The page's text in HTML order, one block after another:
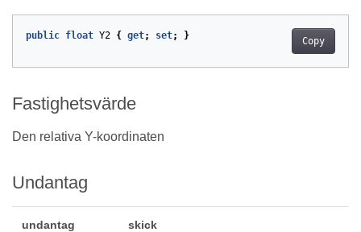
Copy
public float Y2 { get; set; }
Fastighetsvärde
Den relativa Y-koordinaten
Undantag
undantag skick